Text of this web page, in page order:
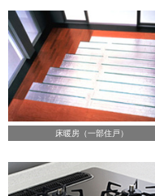
床暖房（一部住戸）